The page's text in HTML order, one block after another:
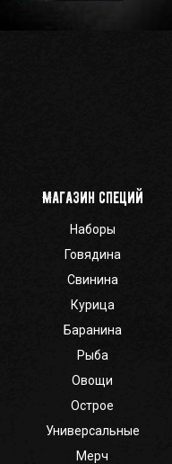
Магазин специй
Наборы
Говядина
Свинина
Курица
Баранина
Рыба
Овощи
Острое
Универсальные
Мерч